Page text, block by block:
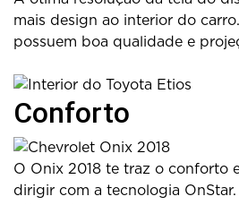
mais design ao interior do
possuem boa qualidade e
Conforto
O Onix 2018 te traz o conforto
dirigir com a tecnologia